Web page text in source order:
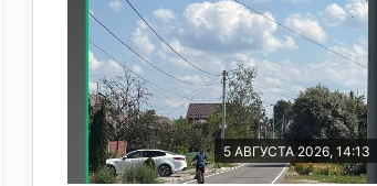
5 АВГУСТА 2026, 14:13